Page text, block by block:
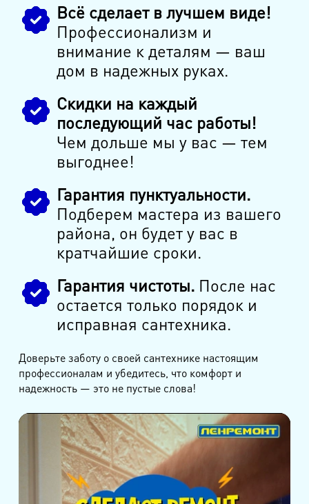
Всё сделает в лучшем виде!
Профессионализм и
внимание к деталям — ваш
дом в надежных руках.
Скидки на каждый
последующий час работы!
Чем дольше мы у вас — тем
выгоднее!
Гарантия пунктуальности.
Подберем мастера из вашего
района, он будет у вас в
кратчайшие сроки.
Гарантия чистоты.После нас
остается только порядок и
исправная сантехника.
Доверьте заботу о своей сантехнике настоящим
профессионалам и убедитесь, что комфорт и
надежность — это не пустые слова!